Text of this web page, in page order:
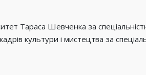
Тараса Шевченка за
культури і мистецтва за